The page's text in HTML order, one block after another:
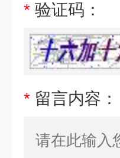
* 验证码：
* 留言内容：